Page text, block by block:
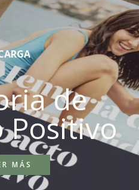
de
Positivo
MÁS